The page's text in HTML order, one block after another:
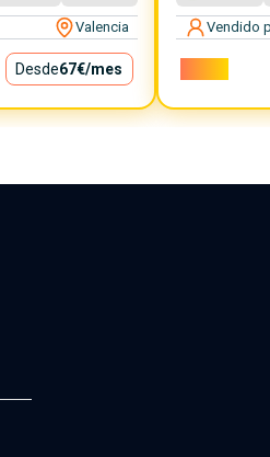
Valencia
Desde67€/mes
Vendido